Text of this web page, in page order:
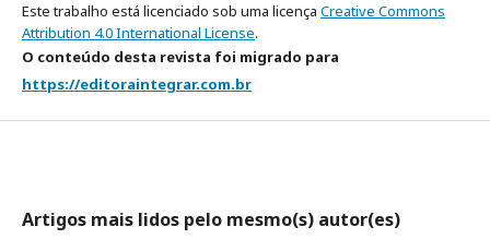
Este trabalho está licenciado sob uma licença Creative Commons
Attribution 4.0 International License.
O conteúdo desta revista foi migrado para
https://editoraintegrar.com.br
Artigos mais lidos pelo mesmo(s) autor(es)